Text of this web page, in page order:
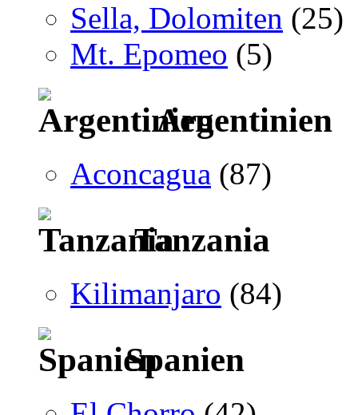
Sella, Dolomiten (25)
Mt. Epomeo (5)
Argentinien
Aconcagua (87)
Tanzania
Kilimanjaro (84)
Spanien